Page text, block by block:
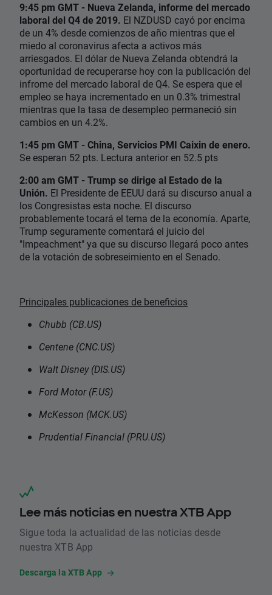
9:45 pm GMT - Nueva Zelanda, informe del mercado
laboral del Q4 de 2019. El NZDUSD cayó por encima
de un 4% desde comienzos de año mientras que el
miedo al coronavirus afecta a activos más
arriesgados. El dólar de Nueva Zelanda obtendrá la
oportunidad de recuperarse hoy con la publicación del
infrome del mercado laboral de Q4. Se espera que el
empleo se haya incrementado en un 0.3% trimestral
mientras que la tasa de desempleo permaneció sin
cambios en un 4.2%.
1:45 pm GMT - China, Servicios PMI Caixin de enero.
Se esperan 52 pts. Lectura anterior en 52.5 pts
2:00 am GMT - Trump se dirige al Estado de la
Unión. El Presidente de EEUU dará su discurso anual a
los Congresistas esta noche. El discurso
probablemente tocará el tema de la economía. Aparte,
Trump seguramente comentará el juicio del
"Impeachment" ya que su discurso llegará poco antes
de la votación de sobreseimiento en el Senado.
Principales publicaciones de beneficios
Chubb (CB.US)
Centene (CNC.US)
Walt Disney (DIS.US)
Ford Motor (F.US)
McKesson (MCK.US)
Prudential Financial (PRU.US)
Lee más noticias en nuestra XTB App
Sigue toda la actualidad de las noticias desde
nuestra XTB App
Descarga la XTB App